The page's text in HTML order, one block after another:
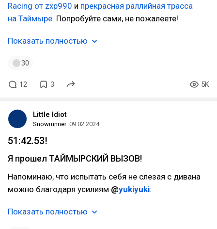
Racing от zxp990 и прекрасная раллийная трасса
на Таймыре. Попробуйте сами, не пожалеете!
Показать полностью
30
12 3 5K
Little Idiot
Snowrunner 09.02.2024
51:42.53!
Я прошел ТАЙМЫРСКИЙ ВЫЗОВ!
Напоминаю, что испытать себя не слезая с дивана
можно благодаря усилиям @yukiyuki:
Показать полностью